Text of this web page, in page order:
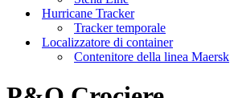
Hurricane Tracker
Tracker temporale
Localizzatore di container
Contenitore della linea Maersk